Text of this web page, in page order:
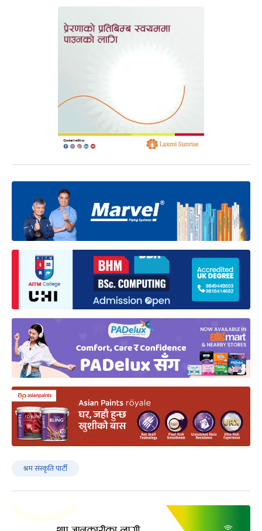
श्रम संस्कृति पार्टी